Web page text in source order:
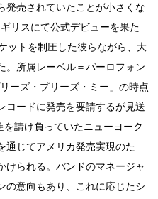
発売されていたことが小さくな
リスにて公式デビューを果た
ットを制圧した彼らながら、大
。所属レーベル＝パーロフォン
ーズ・プリーズ・ミー」の時点
コードに発売を要請するが見送
請け負っていたニューヨーク
通じてアメリカ発売実現のた
けられる。バンドのマネージャ
の意向もあり、これに応じたシ